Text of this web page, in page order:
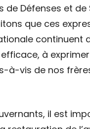
de Défenses et de
que ces
continuent
à
à-vis de nos
il est